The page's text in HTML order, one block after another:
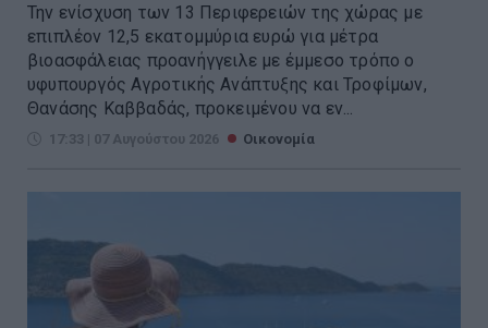
Την ενίσχυση των 13 Περιφερειών της χώρας με
επιπλέον 12,5 εκατομμύρια ευρώ για μέτρα
βιοασφάλειας προανήγγειλε με έμμεσο τρόπο ο
υφυπουργός Αγροτικής Ανάπτυξης και Τροφίμων,
Θανάσης Καββαδάς, προκειμένου να εν...
17:33 | 07 Αυγούστου 2026 Οικονομία